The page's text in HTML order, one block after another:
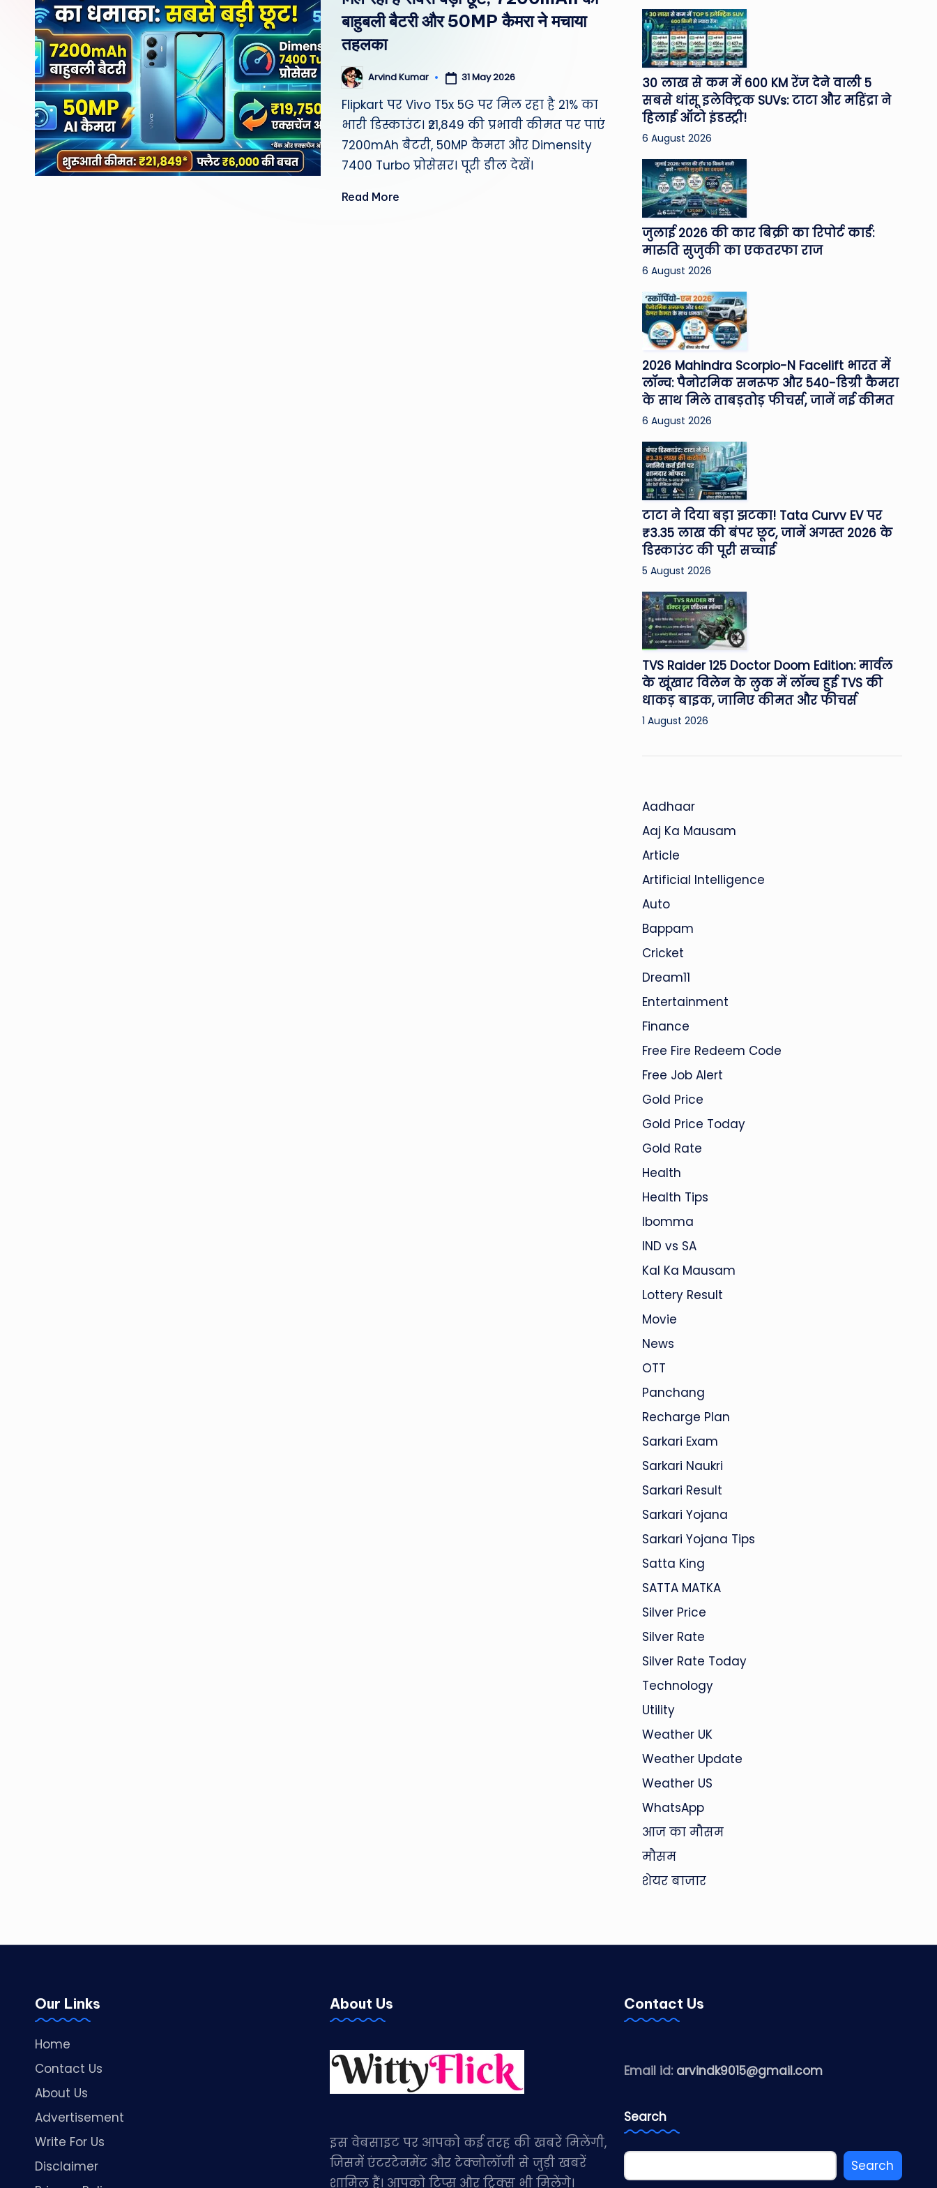
st
e
a
th
er
बाहुबली बैटरी और 50MP कैमरा ने मचाया
तहलका
Posted
by
Arvind Kumar 31 May 2026
Flipkart पर Vivo T5x 5G पर मिल रहा है 21% का
भारी डिस्काउंट। ₹21,849 की प्रभावी कीमत पर पाएं
7200mAh बैटरी, 50MP कैमरा और Dimensity
7400 Turbo प्रोसेसर। पूरी डील देखें।
Read More
30 लाख से कम में 600 KM रेंज देने वाली 5
सबसे धांसू इलेक्ट्रिक SUVs: टाटा और महिंद्रा ने
हिलाई ऑटो इंडस्ट्री!
6 August 2026
जुलाई 2026 की कार बिक्री का रिपोर्ट कार्ड:
मारुति सुजुकी का एकतरफा राज
6 August 2026
2026 Mahindra Scorpio-N Facelift भारत में
लॉन्च: पैनोरमिक सनरूफ और 540-डिग्री कैमरा
के साथ मिले ताबड़तोड़ फीचर्स, जानें नई कीमत
6 August 2026
टाटा ने दिया बड़ा झटका! Tata Curvv EV पर
₹3.35 लाख की बंपर छूट, जानें अगस्त 2026 के
डिस्काउंट की पूरी सच्चाई
5 August 2026
TVS Raider 125 Doctor Doom Edition: मार्वल
के खूंखार विलेन के लुक में लॉन्च हुई TVS की
धाकड़ बाइक, जानिए कीमत और फीचर्स
1 August 2026
Aadhaar
Aaj Ka Mausam
Article
Artificial Intelligence
Auto
Bappam
Cricket
Dream11
Entertainment
Finance
Free Fire Redeem Code
Free Job Alert
Gold Price
Gold Price Today
Gold Rate
Health
Health Tips
Ibomma
IND vs SA
Kal Ka Mausam
Lottery Result
Movie
News
OTT
Panchang
Recharge Plan
Sarkari Exam
Sarkari Naukri
Sarkari Result
Sarkari Yojana
Sarkari Yojana Tips
Satta King
SATTA MATKA
Silver Price
Silver Rate
Silver Rate Today
Technology
Utility
Weather UK
Weather Update
Weather US
WhatsApp
आज का मौसम
मौसम
शेयर बाजार
Our Links
Home
Contact Us
About Us
Advertisement
Write For Us
Disclaimer
About Us
इस वेबसाइट पर आपको कई तरह की खबरें मिलेंगी,
जिसमें एंटरटेनमेंट और टेक्नोलॉजी से जुड़ी खबरें
शामिल हैं। आपको टिप्स और ट्रिक्स भी मिलेंगे।
Contact Us
Email id: arvindk9015@gmail.com
Search
Search